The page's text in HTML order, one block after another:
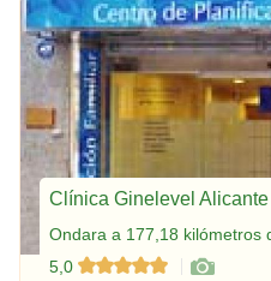
Clínica Ginelevel Alicante
Ondara a 177,18 kilómetros
5,0